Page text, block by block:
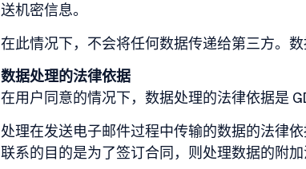
送机密信息。
在此情况下，不会将任何数据传递给第三方。数
数据处理的法律依据
在用户同意的情况下，数据处理的法律依据是
处理在发送电子邮件过程中传输的数据的法律
联系的目的是为了签订合同，则处理数据的附